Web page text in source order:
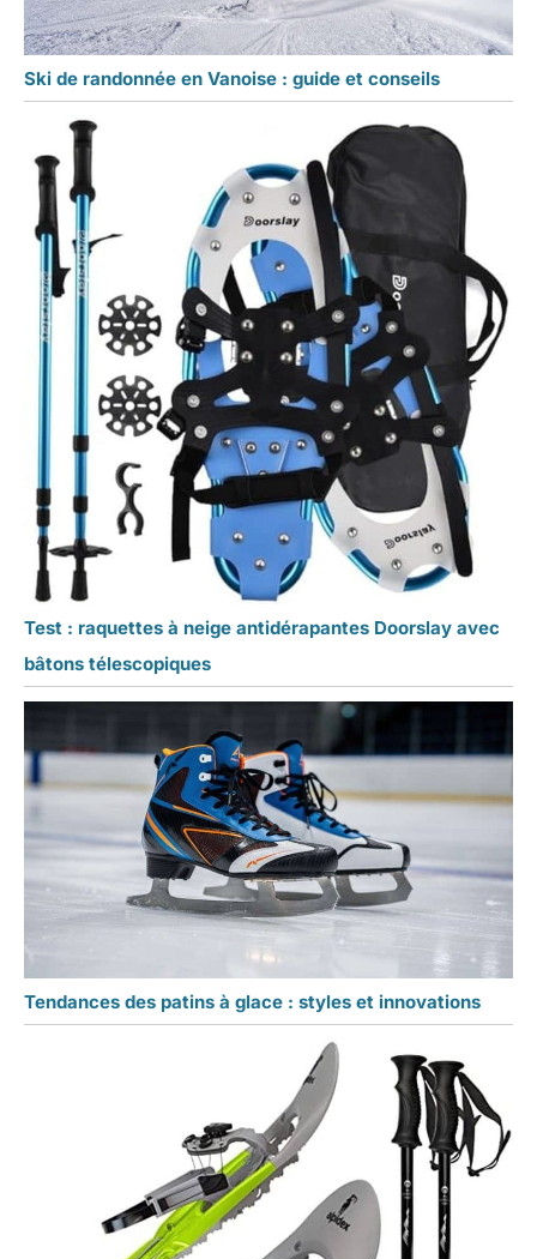
Ski de randonnée en Vanoise : guide et conseils
Test : raquettes à neige antidérapantes Doorslay avec
bâtons télescopiques
Tendances des patins à glace : styles et innovations